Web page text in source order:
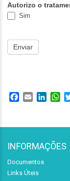
Autorizo o
Sim
Enviar
Facebook
Email
INFORMAÇÕES
Documentos
Links Úteis